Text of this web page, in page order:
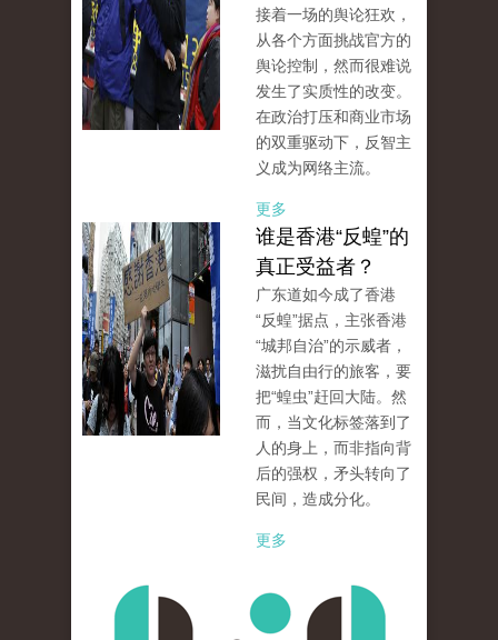
接着一场的舆论狂欢，
从各个方面挑战官方的
舆论控制，然而很难说
发生了实质性的改变。
在政治打压和商业市场
的双重驱动下，反智主
义成为网络主流。
更多
谁是香港“反蝗”的
真正受益者？
广东道如今成了香港
“反蝗”据点，主张香港
“城邦自治”的示威者，
滋扰自由行的旅客，要
把“蝗虫”赶回大陆。然
而，当文化标签落到了
人的身上，而非指向背
后的强权，矛头转向了
民间，造成分化。
更多